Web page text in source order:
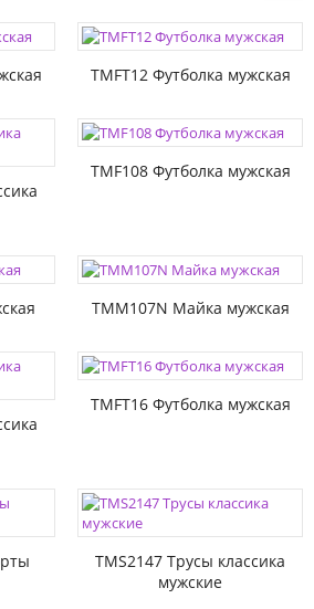
TMFT12 Футболка мужская
TMF108 Футболка мужская
TMM107N Майка мужская
TMFT16 Футболка мужская
TMS2147 Трусы классика
мужские